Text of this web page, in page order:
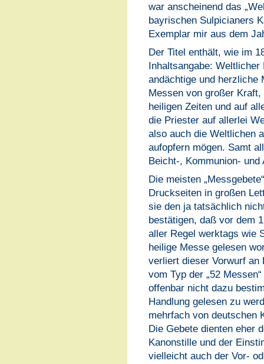
war anscheinend das
bayrischen Sulpicianers
Exemplar mir aus dem
Der Titel enthält, wie im
Inhaltsangabe:
andächtige und herzliche
Messen von großer
heiligen Zeiten und auf
die Priester auf allerlei
also auch die Weltlichen
aufopfern mögen. Samt
Beicht-, Kommunion- und
Die meisten
Druckseiten in großen
sie den ja tatsächlich
bestätigen, daß vor dem
aller Regel werktags wie
heilige Messe gelesen
verliert dieser Vorwurf an
vom Typ der „52
offenbar nicht dazu
Handlung gelesen zu
mehrfach von deutschen
Die Gebete dienten eher
Kanonstille und der
vielleicht auch der Vor-